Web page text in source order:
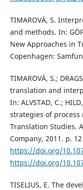
TIMAROVÁ, S.
and methods. In:
New Approaches in
Copenhagen:
TIMAROVÁ, S.;
translation and
In: ALVSTAD, C.;
strategies of
Translation Studies.
Company, 2011. p.
https://doi.org/
https://doi.org/
TISELIUS, E. The